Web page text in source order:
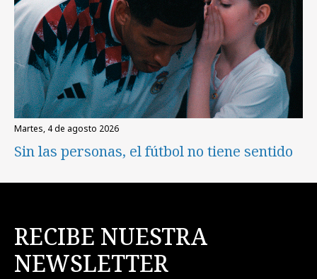
martes, 4 de agosto 2026
Sin las personas, el fútbol no tiene sentido
RECIBE NUESTRA
NEWSLETTER